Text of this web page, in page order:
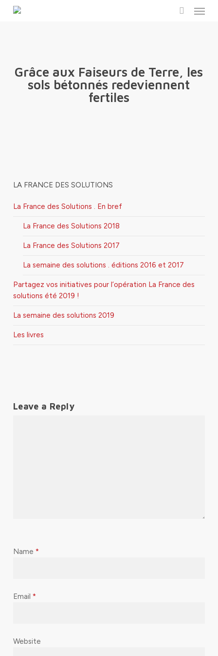
Menu
Grâce aux Faiseurs de Terre, les
sols bétonnés redeviennent
fertiles
LA FRANCE DES SOLUTIONS
La France des Solutions . En bref
La France des Solutions 2018
La France des Solutions 2017
La semaine des solutions . éditions 2016 et 2017
Partagez vos initiatives pour l’opération La France des
solutions été 2019 !
La semaine des solutions 2019
Les livres
Leave a Reply
Name *
Email *
Website